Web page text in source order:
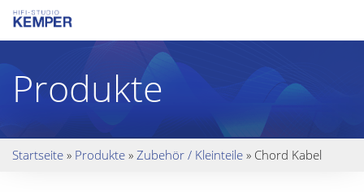
Produkte
Startseite » Produkte » Zubehör / Kleinteile » Chord Kabel